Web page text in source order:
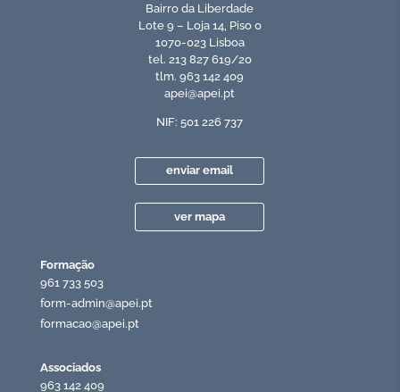
Bairro da Liberdade
Lote 9 – Loja 14, Piso 0
1070-023 Lisboa
tel. 213 827 619/20
tlm. 963 142 409
apei@apei.pt
NIF: 501 226 737
enviar email
ver mapa
Formação
961 733 503
form-admin@apei.pt
formacao@apei.pt
Associados
963 142 409